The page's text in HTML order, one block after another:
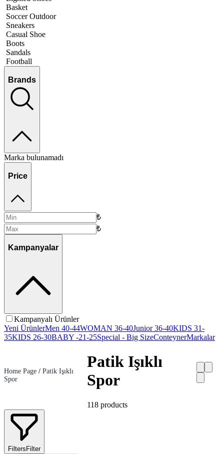
Basket
Soccer Outdoor
Sneakers
Casual Shoe
Boots
Sandals
Football
Brands
Marka bulunamadı
Price
₺
₺
Kampanyalar
Kampanyalı Ürünler
Yeni ÜrünlerMen 40-44WOMAN 36-40Junior 36-40KIDS 31-
35KIDS 26-30BABY -21-25Special - Big SizeConteynerMarkalar
Home Page / Patik Işıklı
Spor
Patik Işıklı
Spor
118 products
FiltersFilter